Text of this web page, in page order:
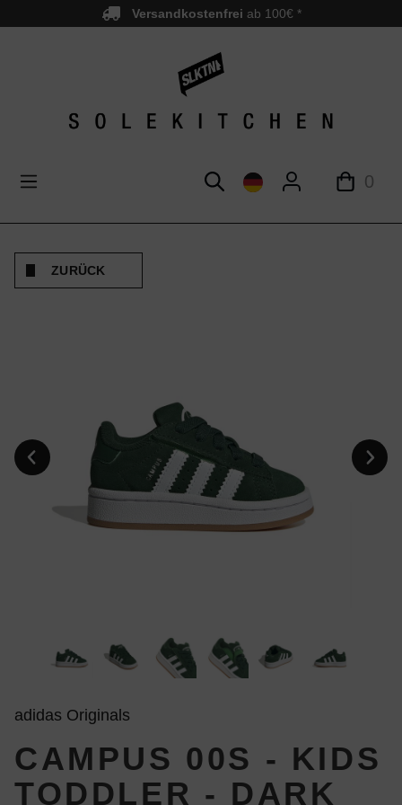
springen Versandkostenfrei ab 100€ *
0
ZURÜCK
adidas Originals
CAMPUS 00S - KIDS
TODDLER - DARK